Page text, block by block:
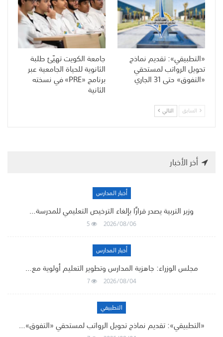
«التطبيقي»: تقديم نماذج
تحويل الرواتب لمستحقي
«التفوق» حتى 31 الجاري
جامعة الكويت تهيّئ طلبة
الثانوية للحياة الجامعية عبر
برنامج «PRE» في نسخته
الثانية
السابق التالي
أخر الأخبار
أخبار المدارس
وزير التربية يصدر قرارًا بإلغاء الترخيص التعليمي للمدرسة…
2026/08/06
5
أخبار المدارس
مجلس الوزراء: جاهزية المدارس وتطوير التعليم أولوية مع…
2026/08/04
7
التطبيقي
«التطبيقي»: تقديم نماذج تحويل الرواتب لمستحقي «التفوق»…